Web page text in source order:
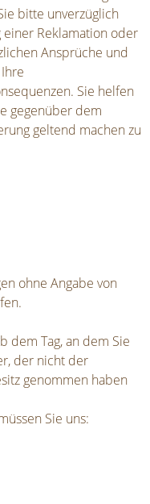
bitte unverzüglich
einer Reklamation oder
Ansprüche und
Sie helfen
gegenüber dem
geltend machen zu
ohne Angabe von
dem Tag, an dem Sie
der nicht der
genommen haben
Sie uns: